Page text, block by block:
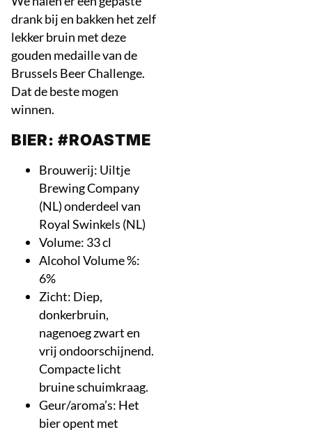
drank bij en bakken het zelf
lekker bruin met deze
gouden medaille van de
Brussels Beer Challenge.
Dat de beste mogen
winnen.
BIER: #ROASTME
Brouwerij: Uiltje
Brewing Company
(NL) onderdeel van
Royal Swinkels (NL)
Volume: 33 cl
Alcohol Volume %:
6%
Zicht: Diep,
donkerbruin,
nagenoeg zwart en
vrij ondoorschijnend.
Compacte licht
bruine schuimkraag.
Geur/aroma’s: Het
bier opent met